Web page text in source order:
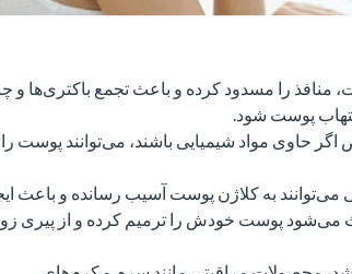
منافذ را مسدود کرده و باعث تجمع باکتری‌ها و
پوست شود.
حاوی مواد شیمیایی باشند، می‌توانند پوست
به کلاژن پوست آسیب رسانده و باعث
می‌شود پوست خودش را ترمیم کرده و از پیری